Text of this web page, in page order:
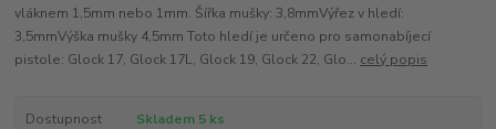
vláknem 1,5mm nebo 1mm. Šířka mušky: 3,8mmVýřez v hledí:
3,5mmVýška mušky 4,5mm Toto hledí je určeno pro samonabíjecí
pistole: Glock 17, Glock 17L, Glock 19, Glock 22, Glo... celý popis
Dostupnost
Skladem 5 ks